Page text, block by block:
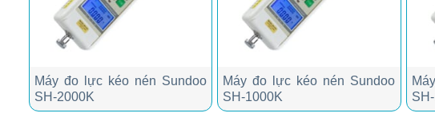
Máy đo lực kéo nén Sundoo
SH-2000K
Máy đo lực kéo nén Sundoo
SH-1000K